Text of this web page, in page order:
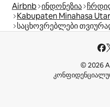
Airbnb ინდონეზია
Kabupaten Minahasa
საცხოვრებლები
© 2026